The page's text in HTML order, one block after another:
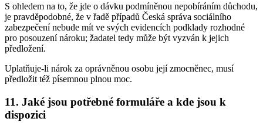
S ohledem na to, že jde o dávku podmíněnou nepobíráním důchodu,
je pravděpodobné, že v řadě případů Česká správa sociálního
zabezpečení nebude mít ve svých evidencích podklady rozhodné
pro posouzení nároku; žadatel tedy může být vyzván k jejich
předložení.
Uplatňuje-li nárok za oprávněnou osobu její zmocněnec, musí
předložit též písemnou plnou moc.
11. Jaké jsou potřebné formuláře a kde jsou k
dispozici